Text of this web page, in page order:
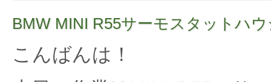
BMW MINI R55サーモスタットハ
こんばんは！